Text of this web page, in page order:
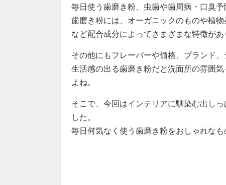
毎日使う歯磨き粉、虫歯や歯周病・口臭予
歯磨き粉には、オーガニックのものや植
など配合成分によってさまざまな特徴があ
その他にもフレーバーや価格、ブランド、
生活感の出る歯磨き粉だと洗面所の雰囲
よね。
そこで、今回はインテリアに馴染む出し
した。
毎日何気なく使う歯磨き粉をおしゃれな